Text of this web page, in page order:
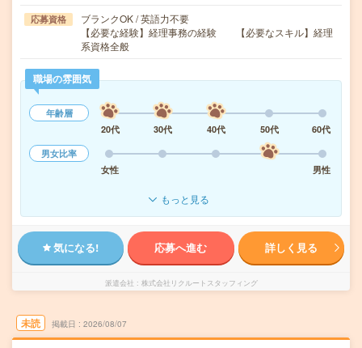
応募資格
ブランクOK / 英語力不要
【必要な経験】経理事務の経験 【必要なスキル】経理
系資格全般
職場の雰囲気
年齢層
20代
30代 40代 50代
60代
男女比率
女性
男性
もっと見る
気になる! 応募へ進む 詳しく見る
派遣会社 株式会社リクルートスタッフィング
未読 掲載日 2026/08/07